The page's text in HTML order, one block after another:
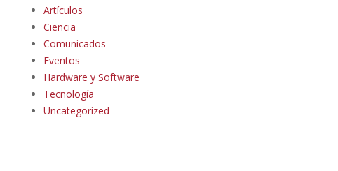
Artículos
Ciencia
Comunicados
Eventos
Hardware y Software
Tecnología
Uncategorized